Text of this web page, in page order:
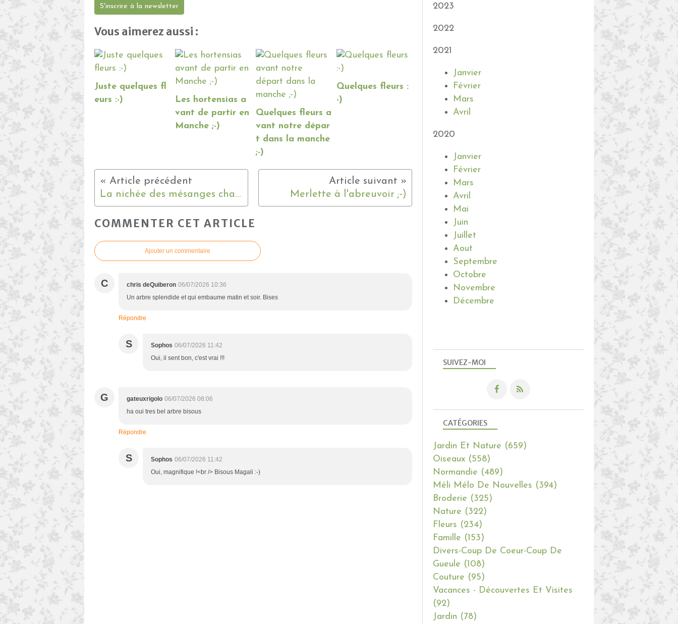
S'inscrire à la newsletter
Vous aimerez aussi :
Juste quelques fl
eurs :-)
Les hortensias a
vant de partir en
Manche ;-)
Quelques fleurs a
vant notre dépar
t dans la manche
;-)
Quelques fleurs :
-)
La nichée des mésanges charbonnières ;-) Merlette à l'abreuvoir ;-)
COMMENTER CET ARTICLE
Ajouter un commentaire
C chris deQuiberon 06/07/2026 10:36
Un arbre splendide et qui embaume matin et soir. Bises
Répondre
S Sophos 06/07/2026 11:42
Oui, il sent bon, c'est vrai !!!
G gateuxrigolo 06/07/2026 08:06
ha oui tres bel arbre bisous
Répondre
S Sophos 06/07/2026 11:42
Oui, magnifique !<br /> Bisous Magali :-)
SUIVEZ-MOI
CATÉGORIES
Jardin Et Nature (659)
Oiseaux (558)
Normandie (489)
Méli Mélo De Nouvelles (394)
Broderie (325)
Nature (322)
Fleurs (234)
Famille (153)
Divers-Coup De Coeur-Coup De
Gueule (108)
Couture (95)
Vacances - Découvertes Et Visites
(92)
Jardin (78)
2023
2022
2021
Janvier
Février
Mars
Avril
2020
Janvier
Février
Mars
Avril
Mai
Juin
Juillet
Aout
Septembre
Octobre
Novembre
Décembre